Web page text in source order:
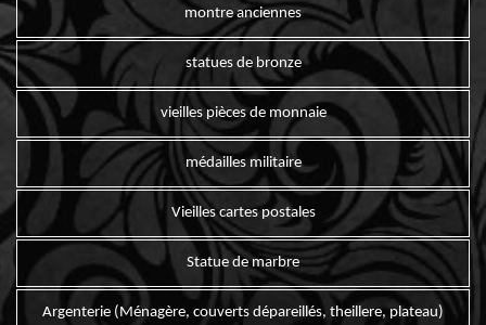
montre anciennes
statues de bronze
vieilles pièces de monnaie
médailles militaire
Vieilles cartes postales
Statue de marbre
Argenterie (Ménagère, couverts dépareillés, theillere, plateau)